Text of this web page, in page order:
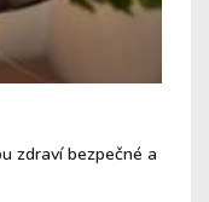
zdraví bezpečné a